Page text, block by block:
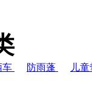
车 防雨蓬 儿童